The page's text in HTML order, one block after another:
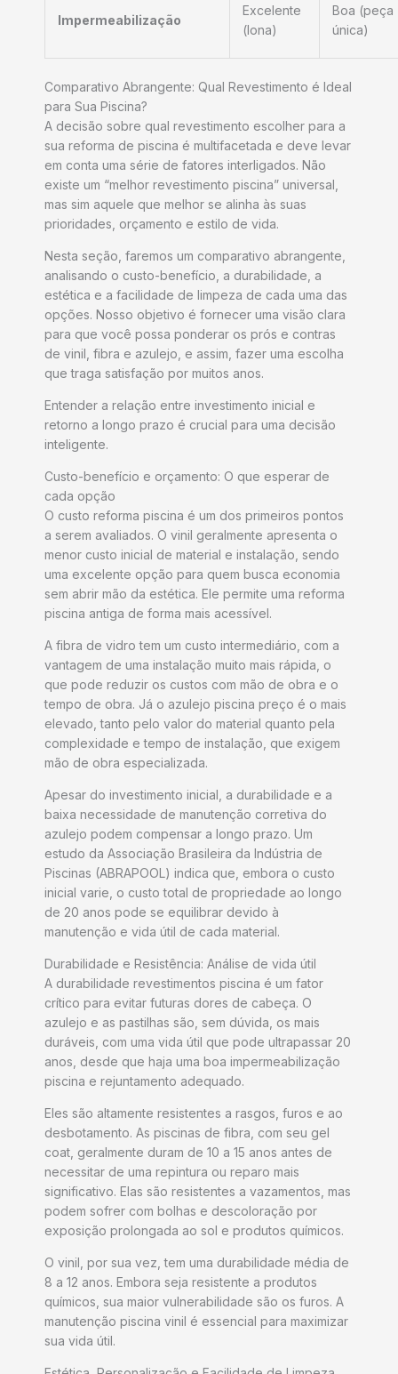
Impermeabilização
Excelente
(lona)
Boa (peça
única)
Comparativo Abrangente: Qual Revestimento é Ideal
para Sua Piscina?
A decisão sobre qual revestimento escolher para a
sua reforma de piscina é multifacetada e deve levar
em conta uma série de fatores interligados. Não
existe um “melhor revestimento piscina” universal,
mas sim aquele que melhor se alinha às suas
prioridades, orçamento e estilo de vida.
Nesta seção, faremos um comparativo abrangente,
analisando o custo-benefício, a durabilidade, a
estética e a facilidade de limpeza de cada uma das
opções. Nosso objetivo é fornecer uma visão clara
para que você possa ponderar os prós e contras
de vinil, fibra e azulejo, e assim, fazer uma escolha
que traga satisfação por muitos anos.
Entender a relação entre investimento inicial e
retorno a longo prazo é crucial para uma decisão
inteligente.
Custo-benefício e orçamento: O que esperar de
cada opção
O custo reforma piscina é um dos primeiros pontos
a serem avaliados. O vinil geralmente apresenta o
menor custo inicial de material e instalação, sendo
uma excelente opção para quem busca economia
sem abrir mão da estética. Ele permite uma reforma
piscina antiga de forma mais acessível.
A fibra de vidro tem um custo intermediário, com a
vantagem de uma instalação muito mais rápida, o
que pode reduzir os custos com mão de obra e o
tempo de obra. Já o azulejo piscina preço é o mais
elevado, tanto pelo valor do material quanto pela
complexidade e tempo de instalação, que exigem
mão de obra especializada.
Apesar do investimento inicial, a durabilidade e a
baixa necessidade de manutenção corretiva do
azulejo podem compensar a longo prazo. Um
estudo da Associação Brasileira da Indústria de
Piscinas (ABRAPOOL) indica que, embora o custo
inicial varie, o custo total de propriedade ao longo
de 20 anos pode se equilibrar devido à
manutenção e vida útil de cada material.
Durabilidade e Resistência: Análise de vida útil
A durabilidade revestimentos piscina é um fator
crítico para evitar futuras dores de cabeça. O
azulejo e as pastilhas são, sem dúvida, os mais
duráveis, com uma vida útil que pode ultrapassar 20
anos, desde que haja uma boa impermeabilização
piscina e rejuntamento adequado.
Eles são altamente resistentes a rasgos, furos e ao
desbotamento. As piscinas de fibra, com seu gel
coat, geralmente duram de 10 a 15 anos antes de
necessitar de uma repintura ou reparo mais
significativo. Elas são resistentes a vazamentos, mas
podem sofrer com bolhas e descoloração por
exposição prolongada ao sol e produtos químicos.
O vinil, por sua vez, tem uma durabilidade média de
8 a 12 anos. Embora seja resistente a produtos
químicos, sua maior vulnerabilidade são os furos. A
manutenção piscina vinil é essencial para maximizar
sua vida útil.